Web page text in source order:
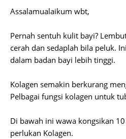
Assalamualaikum wbt,
Pernah sentuh kulit bayi?
cerah dan sedaplah bila peluk.
dalam badan bayi lebih tinggi.
Kolagen semakin berkurang
Pelbagai fungsi kolagen untuk
Di bawah ini wawa kongsikan
perlukan Kolagen.